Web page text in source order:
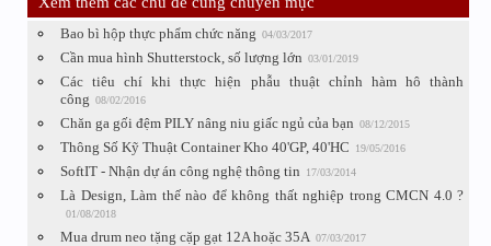
Bao bì hộp thực phẩm chức năng 04/03/2017
Cần mua hình Shutterstock, số lượng lớn 03/01/2019
Các tiêu chí khi thực hiện phẫu thuật chỉnh hàm hô thành
công 08/02/2016
Chăn ga gối đệm PILY nâng niu giấc ngủ của bạn 08/12/2015
Thông Số Kỹ Thuật Container Kho 40'GP, 40'HC 19/05/2016
SoftIT - Nhận dự án công nghệ thông tin 17/03/2014
Là Design, Làm thế nào để không thất nghiệp trong CMCN 4.0 ?
01/08/2018
Mua drum neo tặng cặp gạt 12A hoặc 35A 07/03/2017